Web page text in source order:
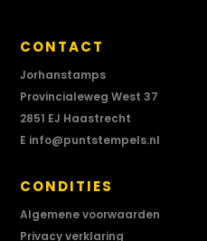
CONTACT
Jorhanstamps
Provincialeweg West 37
2851 EJ Haastrecht
E info@puntstempels.nl
CONDITIES
Algemene voorwaarden
Privacy verklaring